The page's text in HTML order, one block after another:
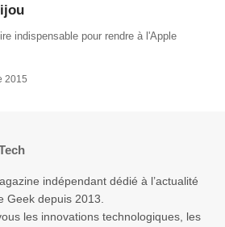
indispensable pour rendre à l'Apple
2015
indépendant dédié à l’actualité
Geek depuis 2013.
les innovations technologiques, les